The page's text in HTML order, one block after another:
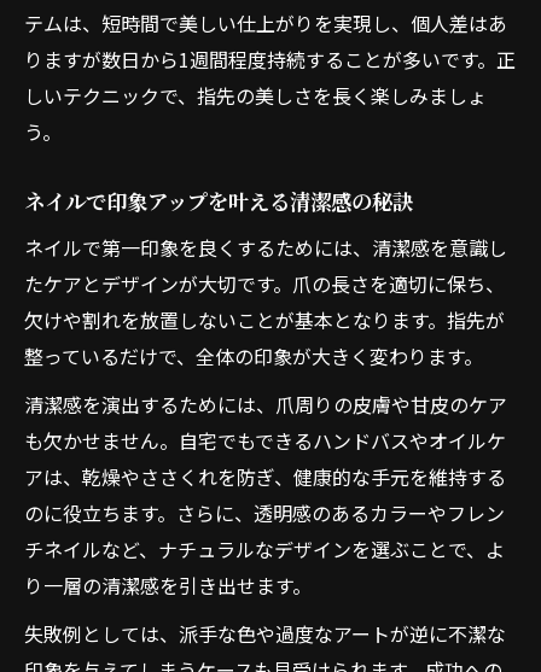
テムは、短時間で美しい仕上がりを実現し、個人差はあ
りますが数日から1週間程度持続することが多いです。正
しいテクニックで、指先の美しさを長く楽しみましょ
う。
ネイルで印象アップを叶える清潔感の秘訣
ネイルで第一印象を良くするためには、清潔感を意識し
たケアとデザインが大切です。爪の長さを適切に保ち、
欠けや割れを放置しないことが基本となります。指先が
整っているだけで、全体の印象が大きく変わります。
清潔感を演出するためには、爪周りの皮膚や甘皮のケア
も欠かせません。自宅でもできるハンドバスやオイルケ
アは、乾燥やささくれを防ぎ、健康的な手元を維持する
のに役立ちます。さらに、透明感のあるカラーやフレン
チネイルなど、ナチュラルなデザインを選ぶことで、よ
り一層の清潔感を引き出せます。
失敗例としては、派手な色や過度なアートが逆に不潔な